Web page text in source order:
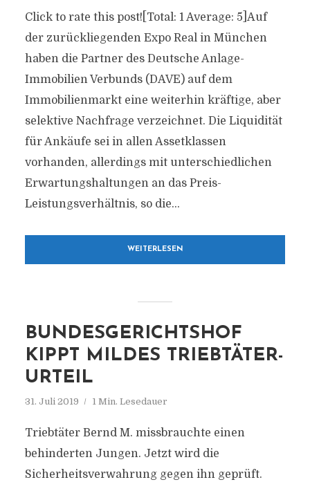
Click to rate this post![Total: 1 Average: 5]Auf
der zurückliegenden Expo Real in München
haben die Partner des Deutsche Anlage-
Immobilien Verbunds (DAVE) auf dem
Immobilienmarkt eine weiterhin kräftige, aber
selektive Nachfrage verzeichnet. Die Liquidität
für Ankäufe sei in allen Assetklassen
vorhanden, allerdings mit unterschiedlichen
Erwartungshaltungen an das Preis-
Leistungsverhältnis, so die...
WEITERLESEN
BUNDESGERICHTSHOF
KIPPT MILDES TRIEBTÄTER-
URTEIL
31. Juli 2019 1 Min. Lesedauer
Triebtäter Bernd M. missbrauchte einen
behinderten Jungen. Jetzt wird die
Sicherheitsverwahrung gegen ihn geprüft.